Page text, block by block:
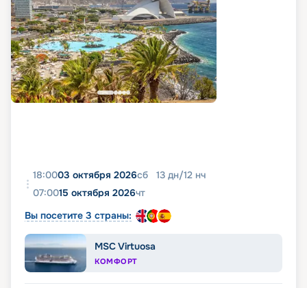
18:0003 октября 2026сб 13 дн/12 нч
07:0015 октября 2026чт
Вы посетите 3 страны:
MSC Virtuosa
КОМФОРТ